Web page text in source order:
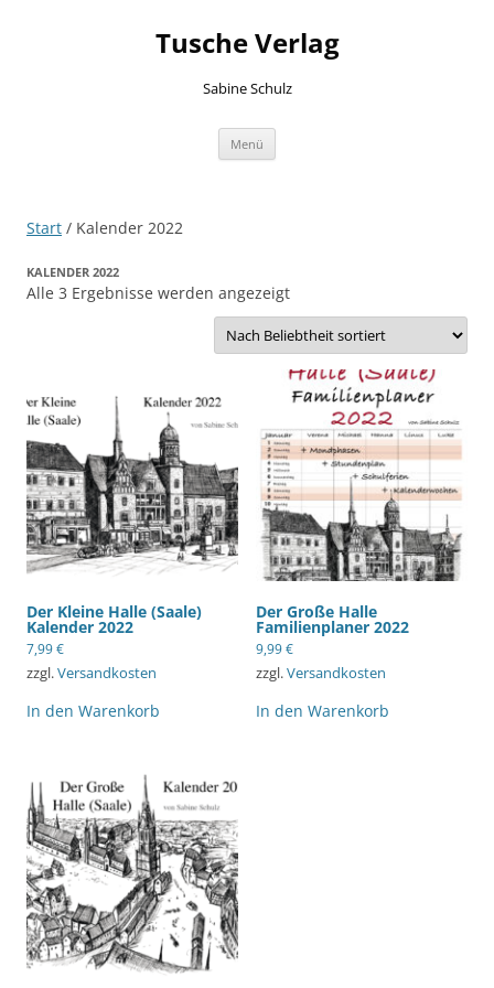
Tusche Verlag
Sabine Schulz
Menü
Start / Kalender 2022
KALENDER 2022
Alle 3 Ergebnisse werden angezeigtNach
sortiert
Der Kleine Halle (Saale)
Kalender 2022
7,99€
zzgl.Versandkosten
In den Warenkorb
Der Große Halle
Familienplaner 2022
9,99€
zzgl.Versandkosten
In den Warenkorb